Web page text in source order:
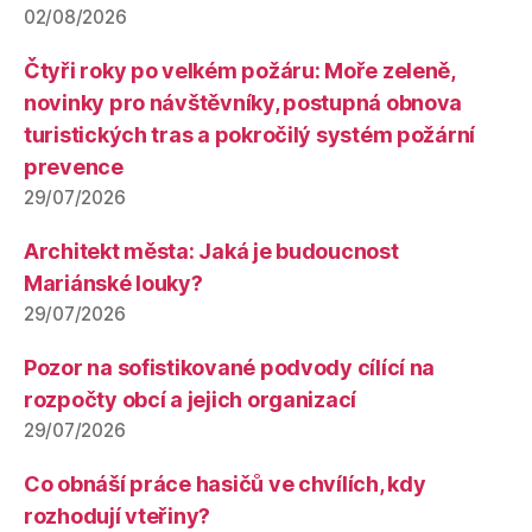
02/08/2026
Čtyři roky po velkém požáru: Moře zeleně,
novinky pro návštěvníky, postupná obnova
turistických tras a pokročilý systém požární
prevence
29/07/2026
Architekt města: Jaká je budoucnost
Mariánské louky?
29/07/2026
Pozor na sofistikované podvody cílící na
rozpočty obcí a jejich organizací
29/07/2026
Co obnáší práce hasičů ve chvílích, kdy
rozhodují vteřiny?